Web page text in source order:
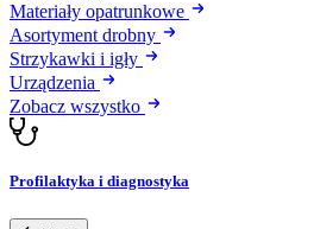
Materiały opatrunkowe
Asortyment drobny
Strzykawki i igły
Urządzenia
Zobacz wszystko
Profilaktyka i diagnostyka